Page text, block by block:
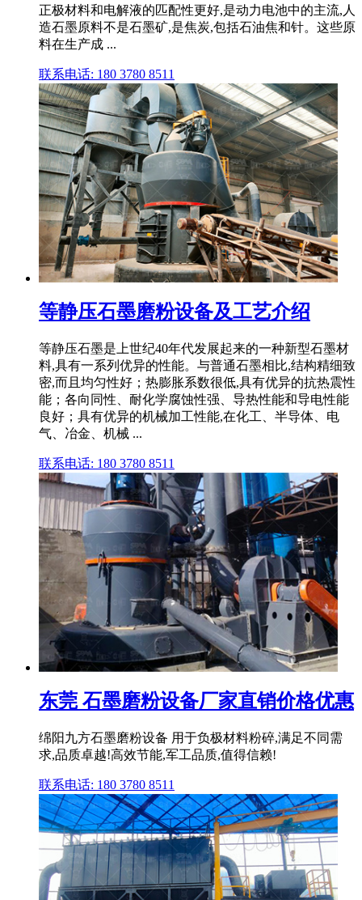
正极材料和电解液的匹配性更好,是动力电池中的主流,人
造石墨原料不是石墨矿,是焦炭,包括石油焦和针。这些原
料在生产成 ...
联系电话: 180 3780 8511
等静压石墨磨粉设备及工艺介绍
等静压石墨是上世纪40年代发展起来的一种新型石墨材
料,具有一系列优异的性能。与普通石墨相比,结构精细致
密,而且均匀性好；热膨胀系数很低,具有优异的抗热震性
能；各向同性、耐化学腐蚀性强、导热性能和导电性能
良好；具有优异的机械加工性能,在化工、半导体、电
气、冶金、机械 ...
联系电话: 180 3780 8511
东莞 石墨磨粉设备厂家直销价格优惠
绵阳九方石墨磨粉设备 用于负极材料粉碎,满足不同需
求,品质卓越!高效节能,军工品质,值得信赖!
联系电话: 180 3780 8511